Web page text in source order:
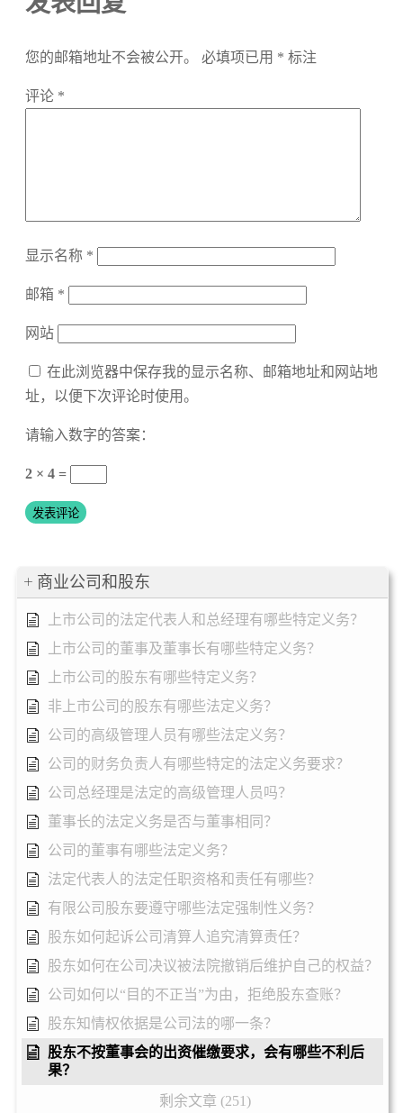
您的邮箱地址不会被公开。 必填项已用 * 标注
评论 *
显示名称 *
邮箱 *
网站
在此浏览器中保存我的显示名称、邮箱地址和网站地
址，以便下次评论时使用。
请输入数字的答案：
2 × 4 =
商业公司和股东
上市公司的法定代表人和总经理有哪些特定义务？
上市公司的董事及董事长有哪些特定义务？
上市公司的股东有哪些特定义务？
非上市公司的股东有哪些法定义务？
公司的高级管理人员有哪些法定义务？
公司的财务负责人有哪些特定的法定义务要求？
公司总经理是法定的高级管理人员吗？
董事长的法定义务是否与董事相同？
公司的董事有哪些法定义务？
法定代表人的法定任职资格和责任有哪些？
有限公司股东要遵守哪些法定强制性义务？
股东如何起诉公司清算人追究清算责任？
股东如何在公司决议被法院撤销后维护自己的权益？
公司如何以“目的不正当”为由，拒绝股东查账？
股东知情权依据是公司法的哪一条？
股东不按董事会的出资催缴要求，会有哪些不利后
果？
剩余文章 (251)